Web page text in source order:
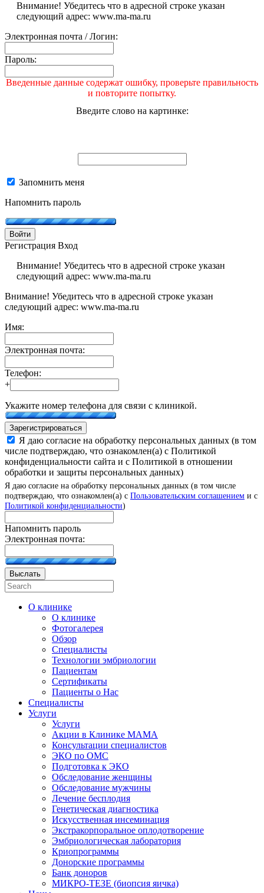
Внимание! Убедитесь что в адресной строке указан
следующий адрес: www.ma-ma.ru
Электронная почта / Логин:
Пароль:
Введенные данные содержат ошибку, проверьте правильность
и повторите попытку.
Введите слово на картинке:
Запомнить меня
Напомнить пароль
Войти
Регистрация Вход
Внимание! Убедитесь что в адресной строке указан
следующий адрес: www.ma-ma.ru
Внимание! Убедитесь что в адресной строке указан
следующий адрес: www.ma-ma.ru
Имя:
Электронная почта:
Телефон:
+
Укажите номер телефона для связи с клиникой.
Зарегистрироваться
Я даю согласие на обработку персональных данных (в том
числе подтверждаю, что ознакомлен(а) с Политикой
конфиденциальности сайта и с Политикой в отношении
обработки и защиты персональных данных)
Я даю согласие на обработку персональных данных (в том числе
подтверждаю, что ознакомлен(а) с Пользовательским соглашением и с
Политикой конфиденциальности)
Напомнить пароль
Электронная почта:
Выслать
О клинике
О клинике
Фотогалерея
Обзор
Специалисты
Технологии эмбриологии
Пациентам
Сертификаты
Пациенты о Нас
Специалисты
Услуги
Услуги
Акции в Клинике МАМА
Консультации специалистов
ЭКО по ОМС
Подготовка к ЭКО
Обследование женщины
Обследование мужчины
Лечение бесплодия
Генетическая диагностика
Искусственная инсеминация
Экстракорпоральное оплодотворение
Эмбриологическая лаборатория
Криопрограммы
Донорские программы
Банк доноров
МИКРО-ТЕЗЕ (биопсия яичка)